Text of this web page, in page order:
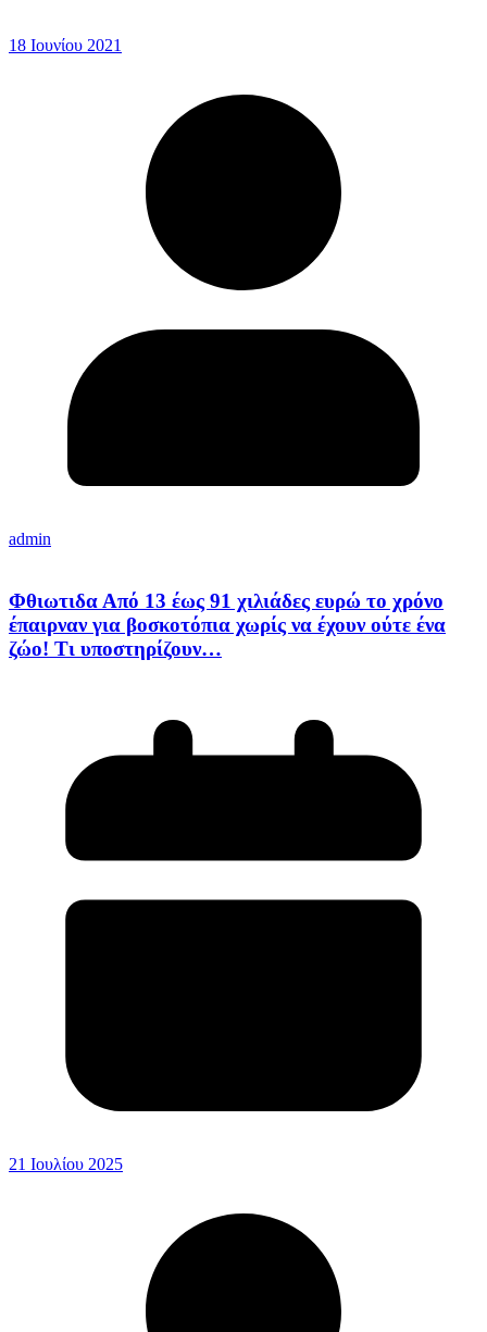
18 Ιουνίου 2021
admin
Φθιωτιδα Από 13 έως 91 χιλιάδες ευρώ το χρόνο
έπαιρναν για βοσκοτόπια χωρίς να έχουν ούτε ένα
ζώο! Τι υποστηρίζουν…
21 Ιουλίου 2025